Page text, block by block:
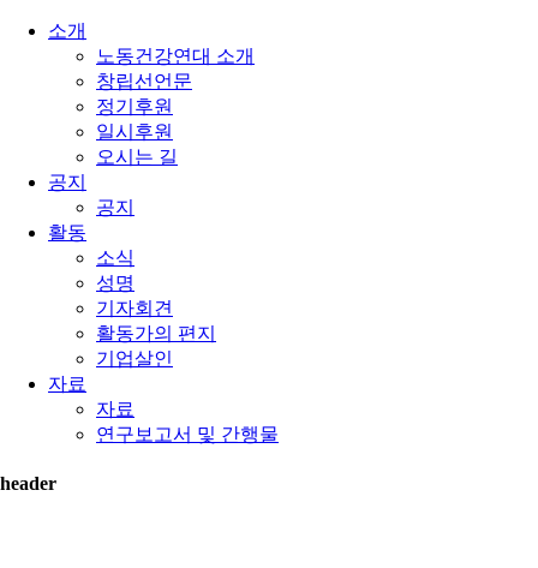
소개
노동건강연대 소개
창립선언문
정기후원
일시후원
오시는 길
공지
공지
활동
소식
성명
기자회견
활동가의 편지
기업살인
자료
자료
연구보고서 및 간행물
header